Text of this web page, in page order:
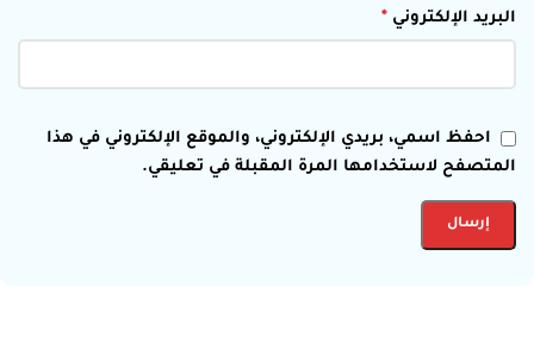
البريد الإلكتروني *
احفظ اسمي، بريدي الإلكتروني، والموقع الإلكتروني في هذا
المتصفح لاستخدامها المرة المقبلة في تعليقي.